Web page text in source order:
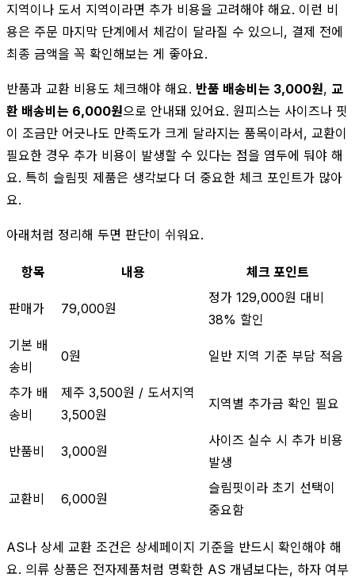
지역이나 도서 지역이라면 추가 비용을 고려해야 해요. 이런 비
용은 주문 마지막 단계에서 체감이 달라질 수 있으니, 결제 전에
최종 금액을 꼭 확인해보는 게 좋아요.
반품과 교환 비용도 체크해야 해요. 반품 배송비는 3,000원, 교
환 배송비는 6,000원으로 안내돼 있어요. 원피스는 사이즈나 핏
이 조금만 어긋나도 만족도가 크게 달라지는 품목이라서, 교환이
필요한 경우 추가 비용이 발생할 수 있다는 점을 염두에 둬야 해
요. 특히 슬림핏 제품은 생각보다 더 중요한 체크 포인트가 많아
요.
아래처럼 정리해 두면 판단이 쉬워요.
항목 내용 체크 포인트
판매가 79,000원
정가 129,000원 대비
38% 할인
기본 배
송비
0원 일반 지역 기준 부담 적음
추가 배
송비
제주 3,500원 / 도서지역
3,500원
지역별 추가금 확인 필요
반품비 3,000원
사이즈 실수 시 추가 비용
발생
교환비 6,000원
슬림핏이라 초기 선택이
중요함
AS나 상세 교환 조건은 상세페이지 기준을 반드시 확인해야 해
요. 의류 상품은 전자제품처럼 명확한 AS 개념보다는, 하자 여부